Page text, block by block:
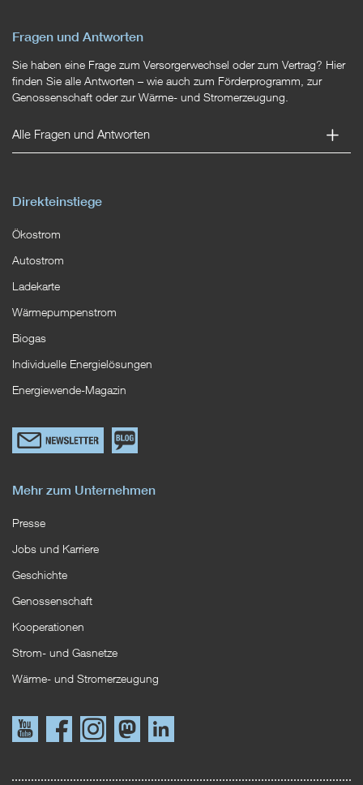
Fragen und Antworten
Sie haben eine Frage zum Versorgerwechsel oder zum Vertrag? Hier
finden Sie alle Antworten – wie auch zum Förderprogramm, zur
Genossenschaft oder zur Wärme- und Stromerzeugung.
Alle Fragen und Antworten
Direkteinstiege
Ökostrom
Autostrom
Ladekarte
Wärmepumpenstrom
Biogas
Individuelle Energielösungen
Energiewende-Magazin
Link
zum
Newsletterformular
Zum
Blog
Mehr zum Unternehmen
Presse
Jobs und Karriere
Geschichte
Genossenschaft
Kooperationen
Strom- und Gasnetze
Wärme- und Stromerzeugung
Link
YouTube
Link
Facebook
InstagramMastodonLinkedIn